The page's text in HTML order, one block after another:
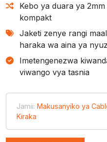
Kebo ya duara ya
kompakt
Jaketi zenye rangi
haraka wa aina ya
Imetengenezwa
viwango vya tasnia
Jamii: Makusanyiko ya
Kiraka